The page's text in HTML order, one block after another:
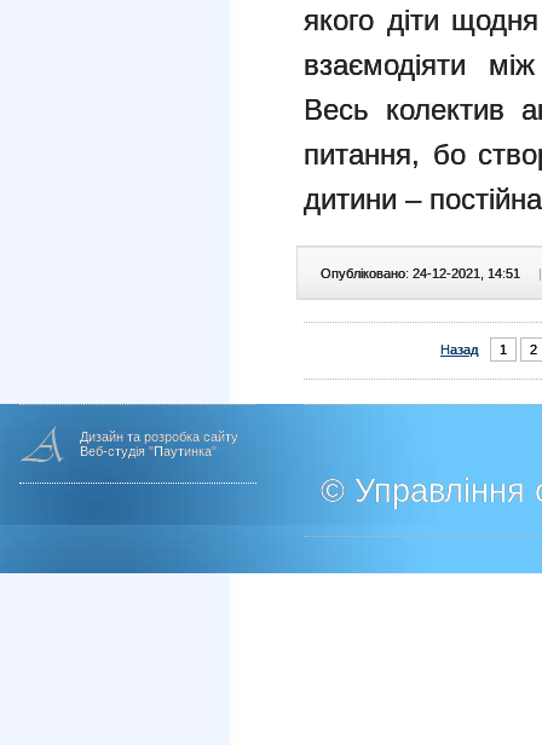
якого діти
взаємодіяти
Весь колектив
питання, бо
дитини –
Опубліковано: 24-12-2021, 14:51 |
Назад 1 2
Дизайн та розробка сайту
Веб-студія "Паутинка"
© Управління